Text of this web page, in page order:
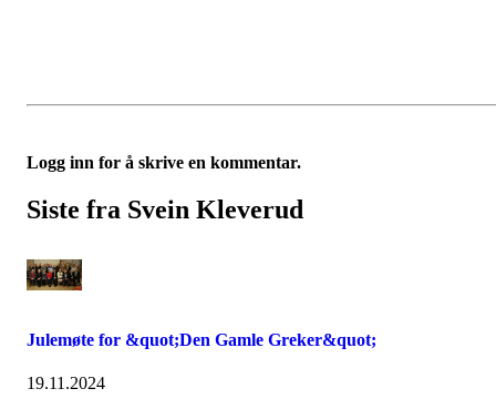
Logg inn for å skrive en kommentar.
Siste fra Svein Kleverud
Julemøte for &quot;Den Gamle Greker&quot;
19.11.2024